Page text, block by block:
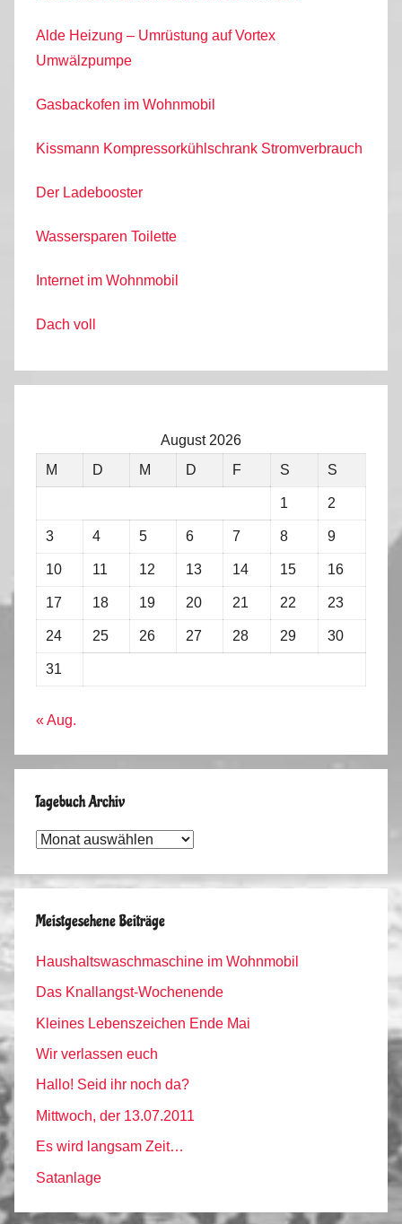
Alde Heizung – Umrüstung auf Vortex
Umwälzpumpe
Gasbackofen im Wohnmobil
Kissmann Kompressorkühlschrank Stromverbrauch
Der Ladebooster
Wassersparen Toilette
Internet im Wohnmobil
Dach voll
August 2026
M
D M D F S S
1 2
3 4 5 6 7 8 9
10 11 12 13 14 15 16
17 18 19 20 21 22 23
24 25 26 27 28 29 30
31
« Aug.
Tagebuch Archiv
Tagebuch
Meistgesehene Beiträge
Haushaltswaschmaschine im Wohnmobil
Das Knallangst-Wochenende
Kleines Lebenszeichen Ende Mai
Wir verlassen euch
Hallo! Seid ihr noch da?
Mittwoch, der 13.07.2011
Es wird langsam Zeit…
Satanlage